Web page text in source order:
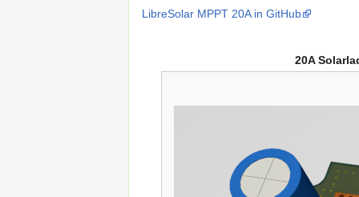
LibreSolar MPPT 20A in GitHub
20A